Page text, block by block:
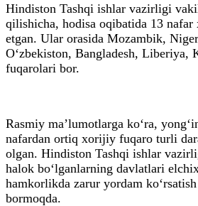
Hindiston Tashqi ishlar vazirligi
qilishicha, hodisa oqibatida 13
etgan. Ular orasida Mozambik,
O‘zbekiston, Bangladesh, Liberiya,
fuqarolari bor.
Rasmiy ma’lumotlarga ko‘ra,
nafardan ortiq xorijiy fuqaro turli
olgan. Hindiston Tashqi ishlar
halok bo‘lganlarning davlatlari
hamkorlikda zarur yordam
bormoqda.